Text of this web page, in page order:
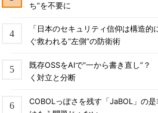
ち”を不要に
「日本のセキュリティ信仰は構造
ぐ救われる“左側”の防衛術
既存OSSをAIで“一から書き直し”
く対立と分断
COBOLっぽさを残す「JaBOL」の